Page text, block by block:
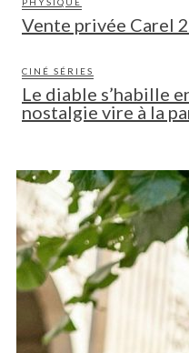
PHYSIQUE
Vente privée Carel
CINÉ SÉRIES
Le diable s’habille
nostalgie vire à la